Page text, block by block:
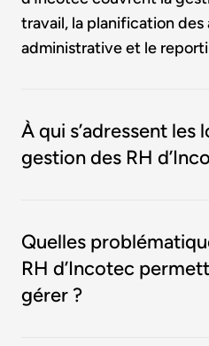
travail, la planification
administrative et le
À qui s’adressent les
gestion des RH
Quelles
RH d’Incotec
gérer ?